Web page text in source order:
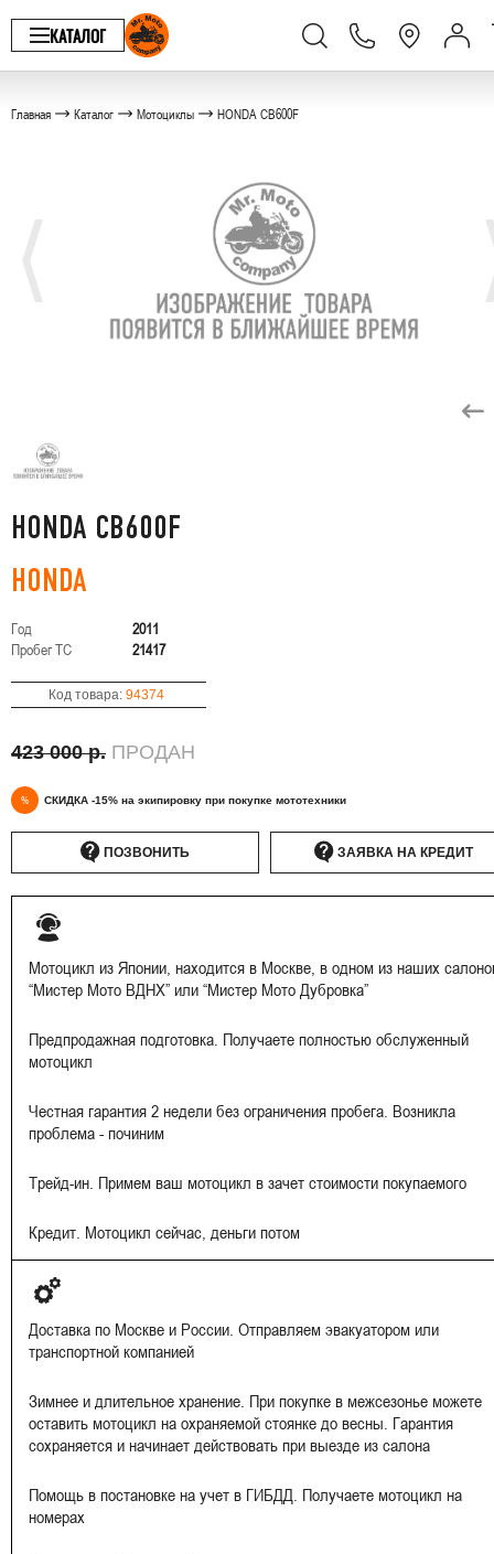
КАТАЛОГ
Главная Каталог Мотоциклы HONDA CB600F
HONDA CB600F
HONDA
Год
2011
Пробег ТС
21417
Код товара: 94374
423 000 р. ПРОДАН
% СКИДКА -15% на экипировку при покупке мототехники
ПОЗВОНИТЬ ЗАЯВКА НА КРЕДИТ
Мотоцикл из Японии, находится в Москве, в одном из наших
“Мистер Мото ВДНХ” или “Мистер Мото Дубровка”
Предпродажная подготовка. Получаете полностью обслуженный
мотоцикл
Честная гарантия 2 недели без ограничения пробега. Возникла
проблема - починим
Трейд-ин. Примем ваш мотоцикл в зачет стоимости покупаемого
Кредит. Мотоцикл сейчас, деньги потом
Доставка по Москве и России. Отправляем эвакуатором или
транспортной компанией
Зимнее и длительное хранение. При покупке в межсезонье можете
оставить мотоцикл на охраняемой стоянке до весны. Гарантия
сохраняется и начинает действовать при выезде из салона
Помощь в постановке на учет в ГИБДД. Получаете мотоцикл на
номерах